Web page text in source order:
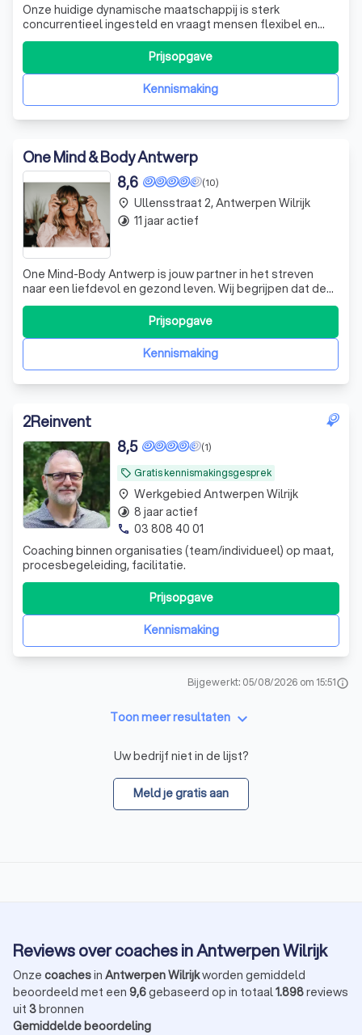
Onze huidige dynamische maatschappij is sterk
concurrentieel ingesteld en vraagt mensen flexibel en
innovatief te zijn. Zowel werknemers als ondernemers
worden uitgedaagd om zelf richting te geven aan hun
eigen professionele ontwikkelproces. Daarnaast is een
goede balans tussen werk en privé belangr
Kennismaking
Prijsopgave
One Mind & Body Antwerp
(10)
8,6
One Mind-Body Antwerp is jouw partner in het streven
naar een liefdevol en gezond leven. Wij begrijpen dat de
drukte in je hoofd en de zoektocht naar gezondheid
frustrerend kan zijn. Daarom zijn wij er om je te helpen. Wij
geloven dat het tijd is om weer met je lichaam te gaan
samenwerken, om fysiekKennismaking
Prijsopgave
place Ullensstraat 2, Antwerpen Wilrijk
timelapse 11 jaar actief
2Reinvent
local_offer Gratis kennismakingsgesprek
(1)
8,5
Coaching binnen organisaties (team/individueel) op maat,
procesbegeleiding, facilitatie.
Kennismaking
Prijsopgave
place Werkgebied Antwerpen Wilrijk
timelapse 8 jaar actief
phone 03 808 40 01
Bijgewerkt: 05/08/2026 om 15:51info
Toon meer resultaten keyboard_arrow_down
Uw bedrijf niet in de lijst?
Meld je gratis aan
Reviews over coaches in Antwerpen Wilrijk
Onze coachesin Antwerpen Wilrijkworden gemiddeld
beoordeeld met een 9,6gebaseerd op in totaal1.898reviews
uit 3bronnen
Gemiddelde beoordeling